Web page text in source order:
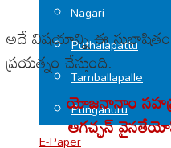
Nagari
Puthalapattu
Tamballapalle
Punganuru
E-Paper
అదే విషయాన్ని ఈ
ప్రయత్నం చేస్తుంది.
యోజనానాం
ఆగచ్ఛన్